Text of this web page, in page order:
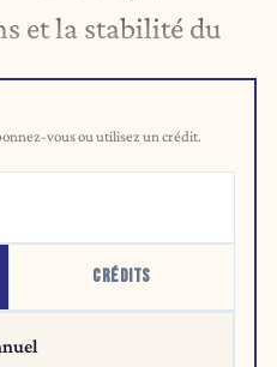
et la stabilité du
vous ou utilisez un crédit.
CRÉDITS